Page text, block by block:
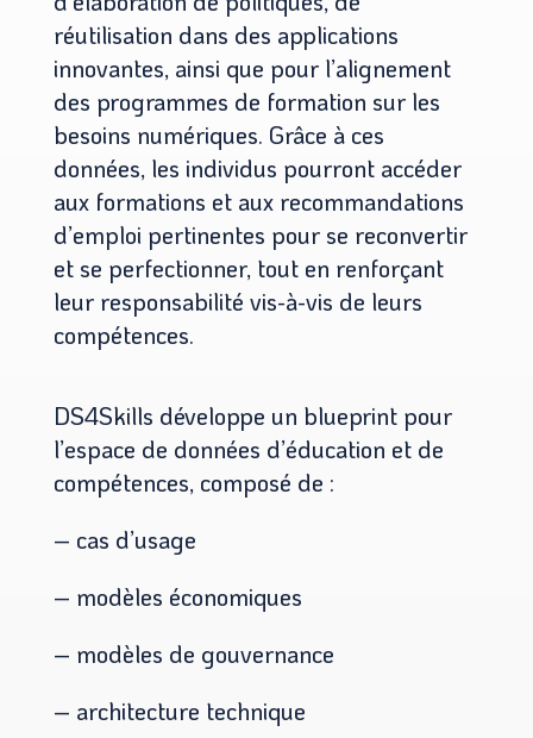
réutilisation dans des applications
innovantes, ainsi que pour l’alignement
des programmes de formation sur les
besoins numériques. Grâce à ces
données, les individus pourront accéder
aux formations et aux recommandations
d’emploi pertinentes pour se reconvertir
et se perfectionner, tout en renforçant
leur responsabilité vis-à-vis de leurs
compétences.
DS4Skills développe un blueprint pour
l’espace de données d’éducation et de
compétences, composé de :
– cas d’usage
– modèles économiques
– modèles de gouvernance
– architecture technique